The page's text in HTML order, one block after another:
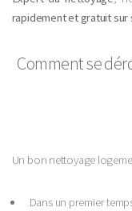
rapidement et gratuit
Comment se
Un bon nettoyage
Dans un premier